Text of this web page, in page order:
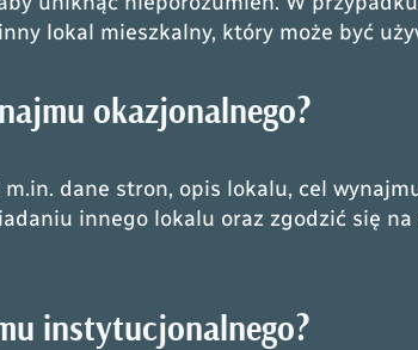
lokal mieszkalny, który może być
okazjonalnego?
dane stron, opis lokalu, cel
innego lokalu oraz zgodzić się
instytucjonalnego?